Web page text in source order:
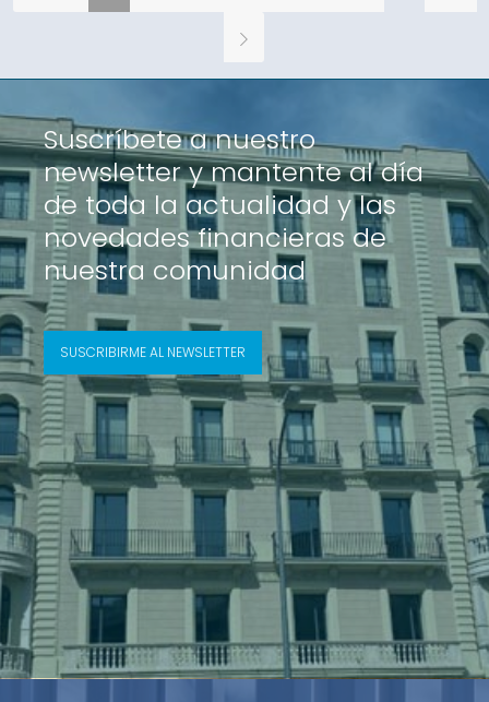
Suscríbete a nuestro
newsletter y mantente al día
de toda la actualidad y las
novedades financieras de
nuestra comunidad
SUSCRIBIRME AL NEWSLETTER